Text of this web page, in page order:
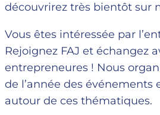
découvrirez très bientôt sur
Vous êtes intéressée par
Rejoignez FAJ et échangez
entrepreneures ! Nous
de l’année des événements
autour de ces thématiques.